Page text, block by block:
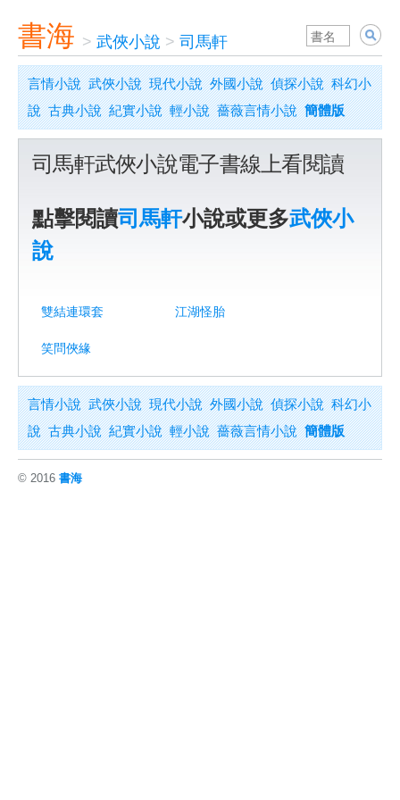
書海 > 武俠小說 > 司馬軒
言情小說 武俠小說 現代小說 外國小說 偵探小說 科幻小
說 古典小說 紀實小說 輕小說 薔薇言情小說 簡體版
司馬軒武俠小說電子書線上看閱讀
點擊閱讀司馬軒小說或更多武俠小
說
雙結連環套 江湖怪胎
笑問俠緣
言情小說 武俠小說 現代小說 外國小說 偵探小說 科幻小
說 古典小說 紀實小說 輕小說 薔薇言情小說 簡體版
© 2016 書海